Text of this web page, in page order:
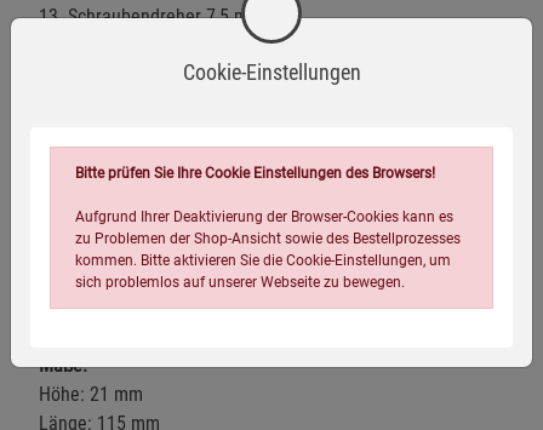
13. Schraubendreher 7,5 mm
18. Drahtschaber
20. Metallfeile
21. Stech-/Bohrahle
22. Dosenöffner
23. Schraubendreher 3 mm
Maße:
Höhe: 21 mm
Länge: 115 mm
Cookie-Einstellungen
Bitte prüfen Sie Ihre Cookie Einstellungen des Browsers!
Aufgrund Ihrer Deaktivierung der Browser-Cookies kann es
zu Problemen der Shop-Ansicht sowie des Bestellprozesses
kommen. Bitte aktivieren Sie die Cookie-Einstellungen, um
sich problemlos auf unserer Webseite zu bewegen.